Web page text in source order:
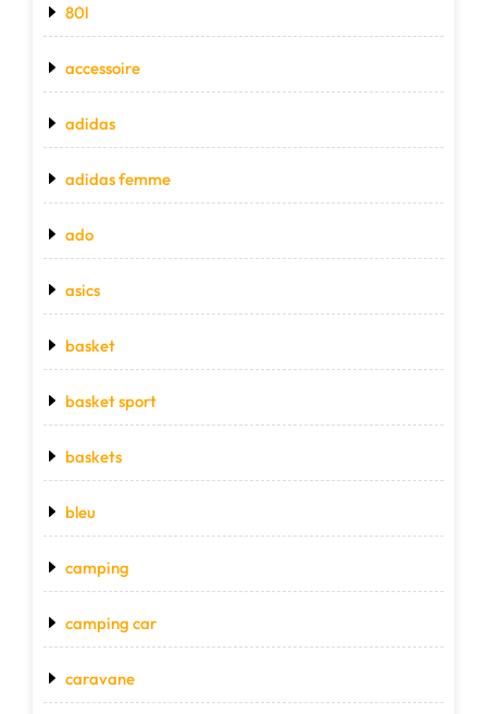
80l
accessoire
adidas
adidas femme
ado
asics
basket
basket sport
baskets
bleu
camping
camping car
caravane